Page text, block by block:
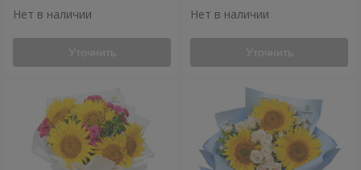
Нет в наличии
Уточнить
Нет в наличии
Уточнить